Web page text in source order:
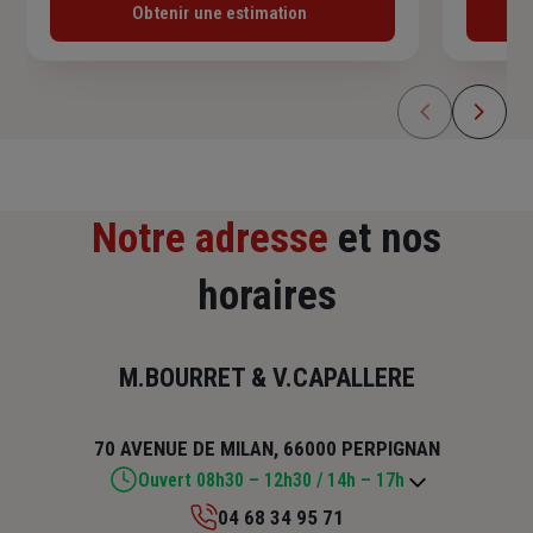
Obtenir une estimation
Notre adresse et nos
horaires
M.BOURRET & V.CAPALLERE
70 AVENUE DE MILAN, 66000 PERPIGNAN
Ouvert 08h30 – 12h30 / 14h – 17h
04 68 34 95 71